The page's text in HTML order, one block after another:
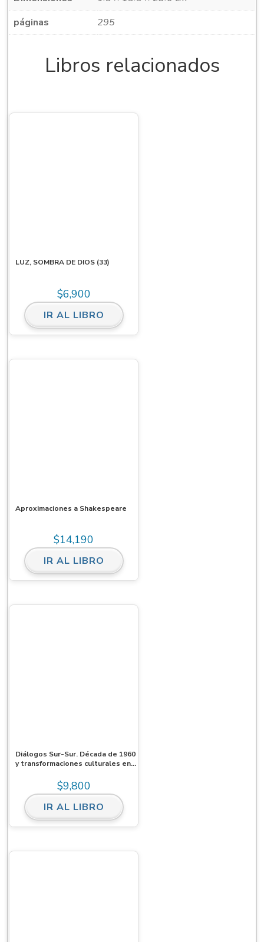
páginas
295
Libros relacionados
LUZ, SOMBRA DE DIOS (33)
$6,900
IR AL LIBRO
Aproximaciones a Shakespeare
$14,190
IR AL LIBRO
Diálogos Sur-Sur. Década de 1960
y transformaciones culturales en
Roberto Schwarz. Ebook
$9,800
IR AL LIBRO